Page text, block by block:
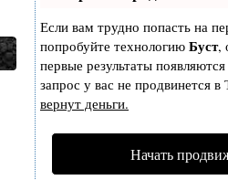
Если вам трудно попасть на
попробуйте технологию Буст,
первые результаты
запрос у вас не продвинется
вернут деньги.
Начать